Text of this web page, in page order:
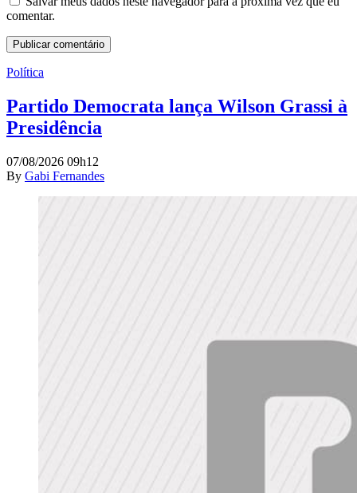
comentar.
Política
Partido Democrata lança Wilson Grassi à
Presidência
07/08/2026 09h12
By Gabi Fernandes